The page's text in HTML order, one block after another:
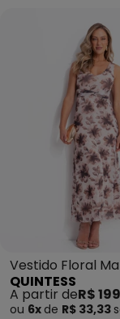
Vestido Floral
em Tule
QUINTESS
A partir deR$
ou 6x de R$ 33,33